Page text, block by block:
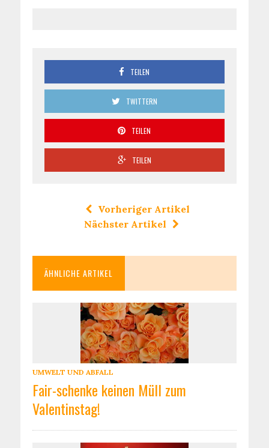
TEILEN
TWITTERN
TEILEN
TEILEN
Vorheriger Artikel
Nächster Artikel
ÄHNLICHE ARTIKEL
UMWELT UND ABFALL
Fair-schenke keinen Müll zum
Valentinstag!